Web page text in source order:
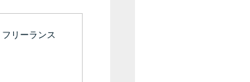
由と対処法3つ
フリーランス